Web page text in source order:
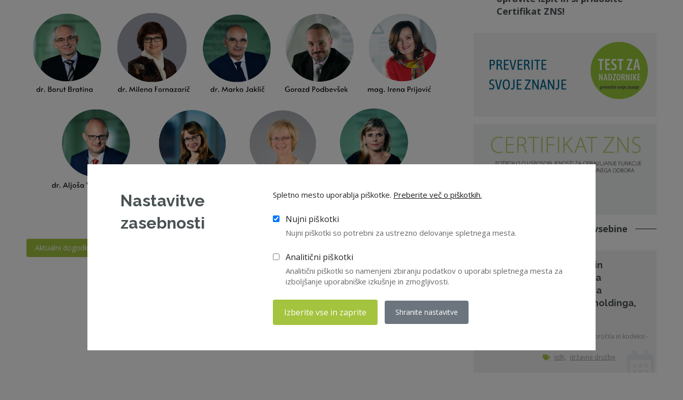
Aktualni dogodki
Certifikat ZNS!
Povezane strokovne vsebine
Priporočila in
pričakovanja
Slovenskega
državnega holdinga,
22. 06. 2026 - Priporočila in kodeksi -
sdh, državne družbe
Nastavitve
zasebnosti
Spletno mesto uporablja piškotke. Preberite več o piškotkih.
Nujni piškotki
Nujni piškotki so potrebni za ustrezno delovanje spletnega mesta.
Analitični piškotki
Analitični piškotki so namenjeni zbiranju podatkov o uporabi spletnega mesta za
izboljšanje uporabniške izkušnje in zmogljivosti.
Izberite vse in zaprite Shranite nastavitve